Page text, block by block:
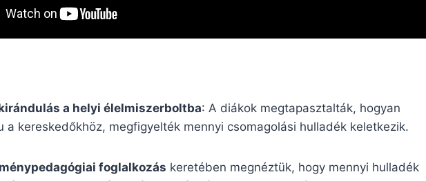
a helyi élelmiszerboltba: A diákok megtapasztalták, hogyan
a kereskedőkhöz, megfigyelték mennyi csomagolási hulladék keletkezik.
foglalkozás keretében megnéztük, hogy mennyi hulladék